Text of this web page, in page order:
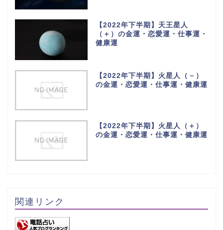
【2022年下半期】天王星人
（＋）の金運・恋愛運・仕事運・
健康運
【2022年下半期】火星人（－）
の金運・恋愛運・仕事運・健康運
【2022年下半期】火星人（＋）
の金運・恋愛運・仕事運・健康運
関連リンク